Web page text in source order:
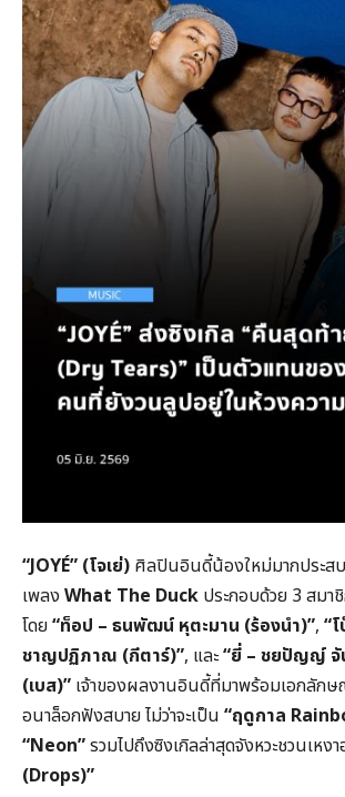
“JOYÉ” (โจเย่) ศิลปินอินดี้น้องใหม่มากประส
เพลง What The Duck ประกอบด้วย 3 สมา
โดย“ท็อป – ธนพัฒน์ หุตะมาน (ร้องนำ)”, “
ชาญปฏิภาณ (กีตาร์)”, และ“ยี่ – ชยปัญญ์ จั
(เบส)” เจ้าของผลงานอินดี้ที่มาพร้อมเอกลัก
อนาล็อกฟังสบาย ไม่ว่าจะเป็น “ฤดูกาล
“Neon”รวมไปถึงซิงเกิลล่าสุดจังหวะชวนเหงา
(Drops)”